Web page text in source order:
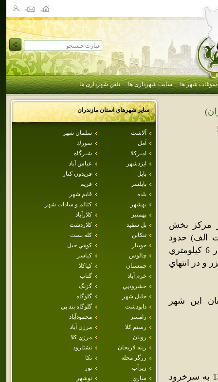
سوغات شهر ها سایت شهرداری ها تلفن شهرداری ها
سایر شهرهای استانمازندران
آلاشت
سلمان شهر
آمل
سورك
اميركلا
شيرگاه
ايزدشهر
عباس آباد
بابل
فريدون كنار
بابلسر
فريم
بلده
قايم شهر
بهشهر
كتالم و سادات شهر
بهمنير
كلارآباد
پل سفيد
كلاردشت
تنكابن
كله بست
جويبار
كوهي خيل
چالوس
كياسر
چمستان
كياكلا
خرم آباد
گتاب
خشرودپي
گزنگ
خليل شهر
گلوگاه
دابودشت
گلوگاه بند پي
رامسر
محمودآباد
رستم كلا
مرزن آباد
رويان
مرزي كلا
رينه لاريجان
نشتارود
زرگر محله
نكا
زيرآب
نور
ساري
نوشهر
مرکز بخش
الف) حدود
هفت هزار نفر مي‌باشد. سرخ‌رود داراي 39 روستاست. اين شهر در 6 کيلومتري
و در انتهاي
اين شهر
الف: شرق ،غرب ، کمربندي و وزراء محله که اين يکي از سال 1385 به سرخرود